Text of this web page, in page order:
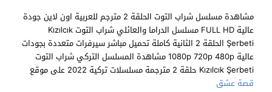
مشاهدة مسلسل شراب التوت الحلقة 2 مترجم للعربية اون لاين جودة
عالية FULL HD مسلسل الدراما والعائلي شراب التوت Kızılcık
Şerbeti الحلقة 2 الثانية كاملة تحميل مباشر سيرفرات متعددة بجودات
عالية 1080p 720p 480p مشاهدة المسلسل التركي شراب التوت
Kızılcık Şerbeti حلقة 2 مترجمة مسلسلات تركية 2022 على موقع
قصة عشق